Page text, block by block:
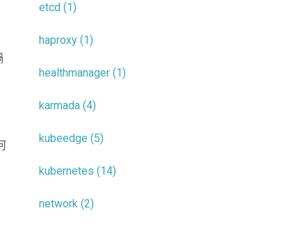
etcd (1)
haproxy (1)
healthmanager (1)
karmada (4)
kubeedge (5)
kubernetes (14)
network (2)